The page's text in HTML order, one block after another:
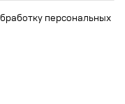
персональных